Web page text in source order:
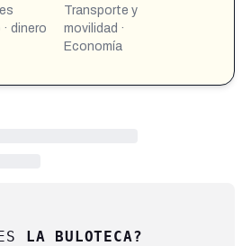
dinero
Transporte y
movilidad ·
Economía
LA BULOTECA?